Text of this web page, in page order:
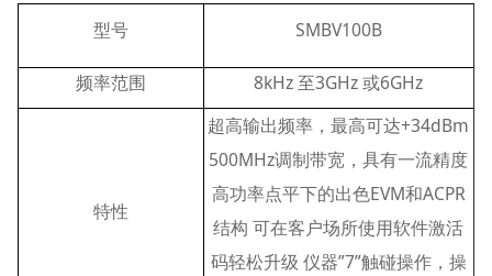
型号 SMBV100B
频率范围 8kHz 至3GHz 或6GHz
特性
超高输出频率，最高可达+34dBm
500MHz调制带宽，具有一流精度
高功率点平下的出色EVM和ACPR
结构 可在客户场所使用软件激活
码轻松升级 仪器”7”触碰操作，操